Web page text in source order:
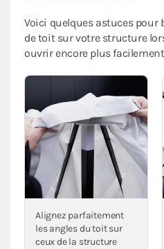
Voici quelques astuces pour
de toit sur votre structure
ouvrir encore plus
Alignez parfaitement
les angles du toit sur
ceux de la structure